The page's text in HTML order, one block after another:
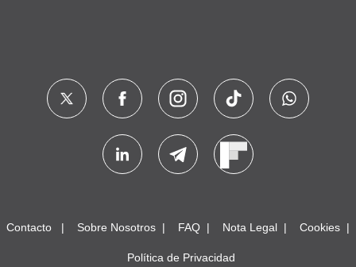
Contacto Sobre Nosotros FAQ Nota Legal Cookies
Política de Privacidad